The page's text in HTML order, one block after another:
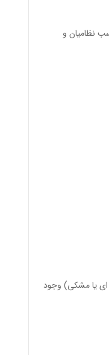
نظامیان و
ای یا مشکی) وجود